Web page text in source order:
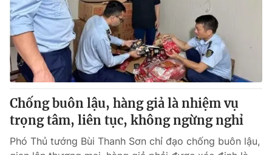
Tin tức
Thế giới đó đây
Câu chuyện quốc tế
Kinh tế
Tài chính
Thị trường
Góc doanh nghiệp
Dữ liệu và đời sống
Truyền hình
Phim VTV
Hậu trường
Giải trí
Điện ảnh
Chống buôn lậu, hàng giả là nhiệm vụ
trọng tâm, liên tục, không ngừng nghỉ
Phó Thủ tướng Bùi Thanh Sơn chỉ đạo chống buôn lậu,